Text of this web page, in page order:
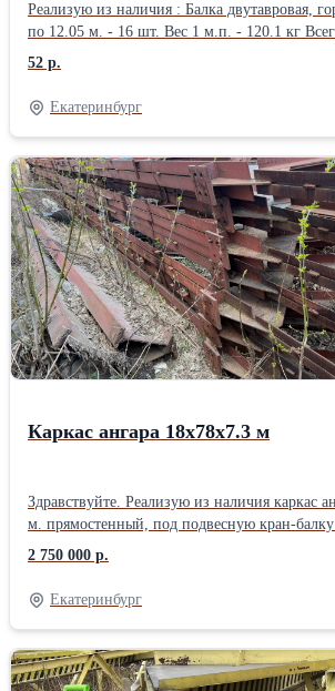
Реализую из наличия : Балка двутавровая, горячекатаная 70 БС
по 12.05 м. - 16 шт. Вес 1 м.п. - 120.1 кг
52 р\кг. Организую доставку попутным автомобильным
транспортом по РФ.
52 р.
Екатеринбург
Каркас ангара 18х78х7.3 м
Здравствуйте. Реализую из наличия каркас
м. прямостенный, под подвесную кран-балку
комплект входит: 1. Ферма перекрытия 18 м. двускатная - 14 шт.
с креплениями под подвесную кран-балку
1.6 м. Верхний пояс - уголок спаренный
пояс - уголок спаренный 90х8 мм. Укосины -
70 и 50 мм. 2. Колонны - балка двутавровая 40Ш по 7.3 м. - 32
шт. без нижней пятки. Ориентировочный вес каркаса - 50 тн.
Цена - 2750000 р. Организую доставку попутным
2 750 000 р.
Екатеринбург